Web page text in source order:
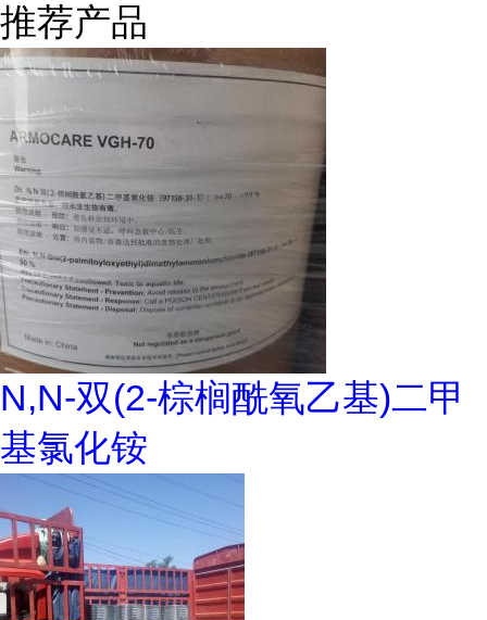
推荐产品
N,N-双(2-棕榈酰氧乙基)二甲
基氯化铵